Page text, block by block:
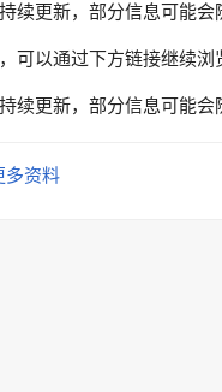
续更新，部分信息可能会
可以通过下方链接继续浏
续更新，部分信息可能会
多资料